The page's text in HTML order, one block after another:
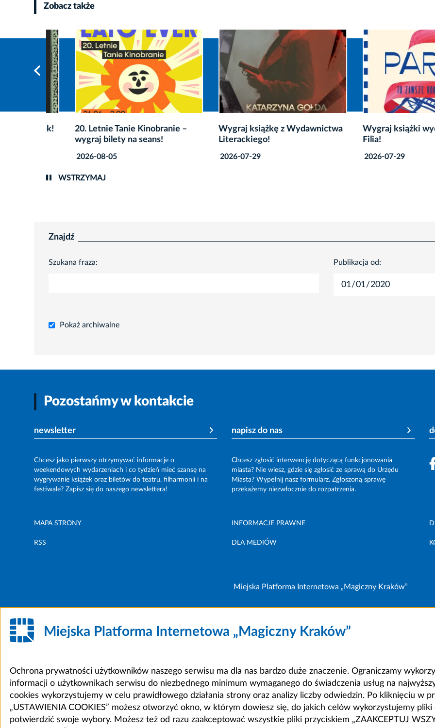
Zobacz także
20. Letnie Tanie Kinobranie –
wygraj bilety na seans!
2026-08-05
Wygraj książkę z Wydawnictwa
Literackiego!
2026-07-29
Wygraj książki
2026-07-29
WSTRZYMAJ
Znajdź
Szukana fraza: Publikacja od:
Pokaż archiwalne
Pozostańmy w kontakcie
newsletter
Chcesz jako pierwszy otrzymywać informacje o
weekendowych wydarzeniach i co tydzień mieć szansę na
wygrywanie książek oraz biletów do teatru, filharmonii i na
festiwale? Zapisz się do naszego newslettera!
napisz do nas
Chcesz zgłosić interwencję dotyczącą funkcjonowania
miasta? Nie wiesz, gdzie się zgłosić ze sprawą do Urzędu
Miasta? Wypełnij nasz formularz. Zgłoszoną sprawę
przekażemy niezwłocznie do rozpatrzenia.
MAPA STRONY INFORMACJE PRAWNE
RSS DLA MEDIÓW
Miejska Platforma Internetowa „Magiczny Kraków”
Miejska Platforma Internetowa „Magiczny Kraków”
Ochrona prywatności użytkowników naszego serwisu ma dla nas bardzo duże znaczenie. Ograniczamy
informacji o użytkownikach serwisu do niezbędnego minimum wymaganego do świadczenia usług na
cookies wykorzystujemy w celu prawidłowego działania strony oraz analizy liczby odwiedzin. Po kliknięciu w
„USTAWIENIA COOKIES” możesz otworzyć okno, w którym dowiesz się, do jakich celów wykorzystujemy pliki
potwierdzić swoje wybory. Możesz też od razu zaakceptować wszystkie pliki przyciskiem „ZAAKCEPTUJ